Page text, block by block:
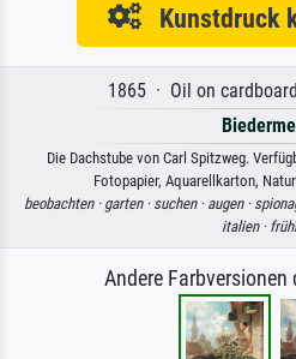
Kunstdruck
1865 · Oil on
Die Dachstube von Carl Spitzweg.
Fotopapier, Aquarellkarton,
beobachten · garten · suchen · augen ·
italien ·
Andere Farbversionen